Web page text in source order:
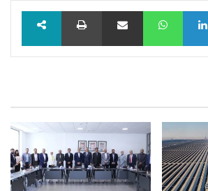
LinkedIn
WhatsAppمشاركة عبر البريد طباعة